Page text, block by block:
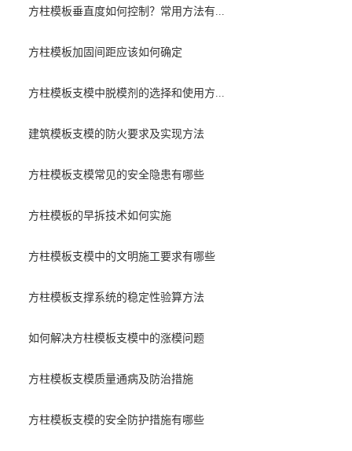
方柱模板垂直度如何控制？常用方法有...
方柱模板加固间距应该如何确定
方柱模板支模中脱模剂的选择和使用方...
建筑模板支模的防火要求及实现方法
方柱模板支模常见的安全隐患有哪些
方柱模板的早拆技术如何实施
方柱模板支模中的文明施工要求有哪些
方柱模板支撑系统的稳定性验算方法
如何解决方柱模板支模中的涨模问题
方柱模板支模质量通病及防治措施
方柱模板支模的安全防护措施有哪些